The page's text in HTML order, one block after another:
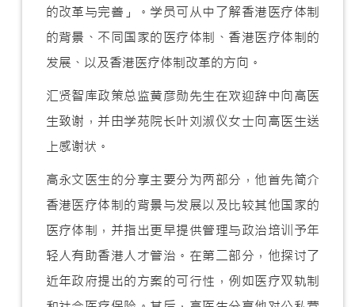
的改革与完善」。学员可从中了解香港医疗体制
的背景、不同国家的医疗体制、香港医疗体制的
发展、以及香港医疗体制改革的方向。
汇贤智库政策总监黄彦勋先生在欢迎辞中向高医
生致谢，并由学苑院长叶刘淑仪女士向高医生送
上感谢状。
高永文医生的分享主要分为两部分，他首先简介
香港医疗体制的背景与发展以及比较其他国家的
医疗体制，并指出更早提供管理与政治培训予年
轻人有助香港人才管治。在第二部分，他探讨了
近年政府提出的方案的可行性，例如医疗双轨制